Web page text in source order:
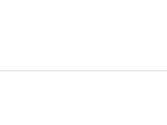
Отель